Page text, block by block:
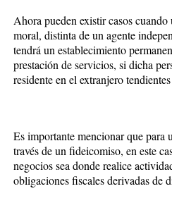
Ahora pueden existir casos cuando
moral, distinta de un agente
tendrá un establecimiento
prestación de servicios, si dicha
residente en el extranjero
Es importante mencionar que para
través de un fideicomiso, en este
negocios sea donde realice
obligaciones fiscales derivadas de